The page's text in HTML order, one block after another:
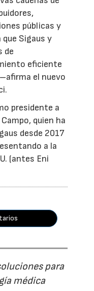
públicas y
Sigaus y
de
eficiente
el nuevo
presidente a
quien ha
desde 2017
a la
(antes Eni
para
médica